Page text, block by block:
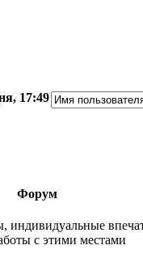
17:49
Форум
с этими местами